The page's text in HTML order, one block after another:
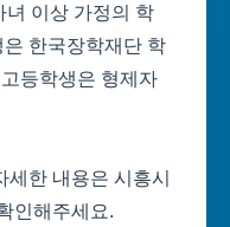
녀 이상 가정의 학
한국장학재단 학
등학생은 형제자
한 내용은 시흥시
인해주세요.